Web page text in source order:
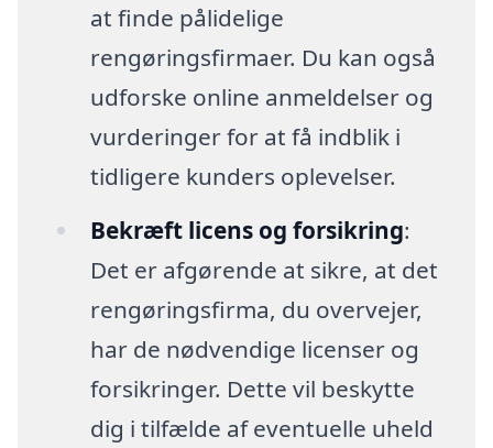
at finde pålidelige
rengøringsfirmaer. Du kan også
udforske online anmeldelser og
vurderinger for at få indblik i
tidligere kunders oplevelser.
Bekræft licens og forsikring:
Det er afgørende at sikre, at det
rengøringsfirma, du overvejer,
har de nødvendige licenser og
forsikringer. Dette vil beskytte
dig i tilfælde af eventuelle uheld